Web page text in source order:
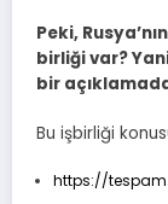
Peki,
birliği var?
bir
Bu işbirliği
https://